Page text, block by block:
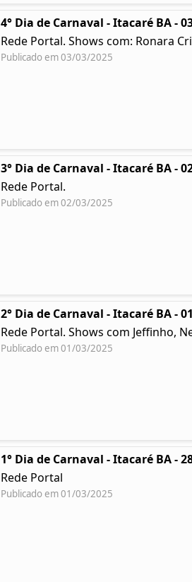
4° Dia de Carnaval - Itacaré BA -
Rede Portal. Shows com: Ronara
Publicado em 03/03/2025
3° Dia de Carnaval - Itacaré BA -
Rede Portal.
Publicado em 02/03/2025
2° Dia de Carnaval - Itacaré BA -
Rede Portal. Shows com Jeffinho,
Publicado em 01/03/2025
1° Dia de Carnaval - Itacaré BA -
Rede Portal
Publicado em 01/03/2025